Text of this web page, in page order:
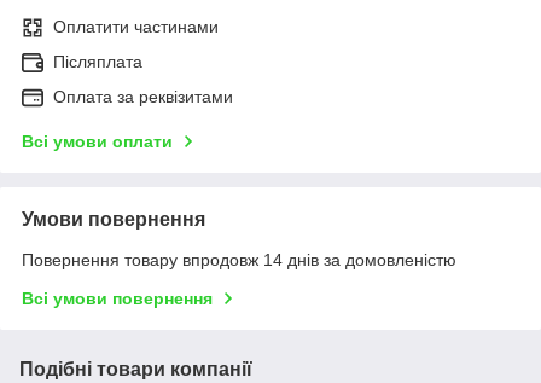
Оплатити частинами
Післяплата
Оплата за реквізитами
Всі умови оплати
Умови повернення
Повернення товару впродовж 14 днів за домовленістю
Всі умови повернення
Подібні товари компанії